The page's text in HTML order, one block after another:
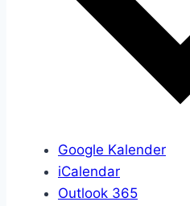
Google Kalender
iCalendar
Outlook 365